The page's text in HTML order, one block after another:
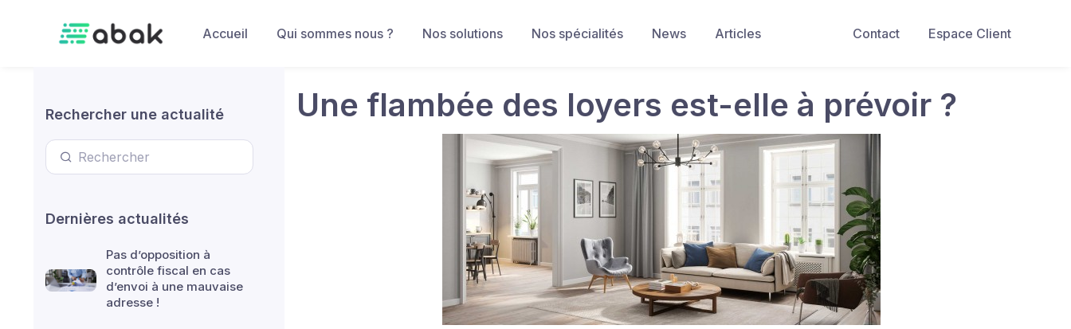
Contact
Espace Client
Accueil Qui sommes nous ? Nos solutions Nos spécialités News Articles
Rechercher une actualité
Dernières actualités
Pas d’opposition à
contrôle fiscal en cas
d’envoi à une mauvaise
adresse !
Une flambée des loyers est-elle à prévoir ?